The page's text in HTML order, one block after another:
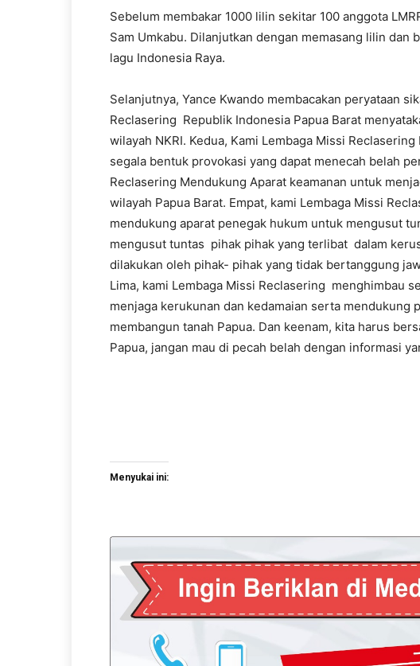
Sebelum membakar 1000 lilin sekitar 100 anggota
Sam Umkabu. Dilanjutkan dengan memasang lilin dan
lagu Indonesia Raya.
Selanjutnya, Yance Kwando membacakan peryataan
Reclasering Republik Indonesia Papua Barat
wilayah NKRI. Kedua, Kami Lembaga Missi
segala bentuk provokasi yang dapat menecah belah
Reclasering Mendukung Aparat keamanan untuk
wilayah Papua Barat. Empat, kami Lembaga Missi
mendukung aparat penegak hukum untuk mengusut
mengusut tuntas pihak pihak yang terlibat dalam
dilakukan oleh pihak- pihak yang tidak bertanggung
Lima, kami Lembaga Missi Reclasering menghimbau
menjaga kerukunan dan kedamaian serta mendukung
membangun tanah Papua. Dan keenam, kita harus
Papua, jangan mau di pecah belah dengan informasi
Menyukai ini: